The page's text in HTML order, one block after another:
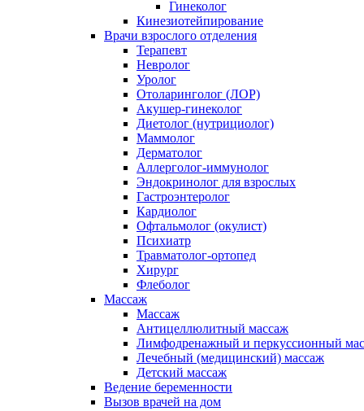
Гинеколог
Кинезиотейпирование
Врачи взрослого отделения
Терапевт
Невролог
Уролог
Отоларинголог (ЛОР)
Акушер-гинеколог
Диетолог (нутрициолог)
Маммолог
Дерматолог
Аллерголог-иммунолог
Эндокринолог для взрослых
Гастроэнтеролог
Кардиолог
Офтальмолог (окулист)
Психиатр
Травматолог-ортопед
Хирург
Флеболог
Массаж
Массаж
Антицеллюлитный массаж
Лимфодренажный и перкуссионный
Лечебный (медицинский) массаж
Детский массаж
Ведение беременности
Вызов врачей на дом